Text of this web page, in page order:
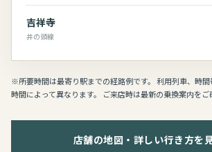
吉祥寺
井の頭線
※所要時間は最寄り駅までの経路例です。 利用列車、時間
時間によって異なります。 ご来店時は最新の乗換案内をご
店舗の地図・詳しい行き方を